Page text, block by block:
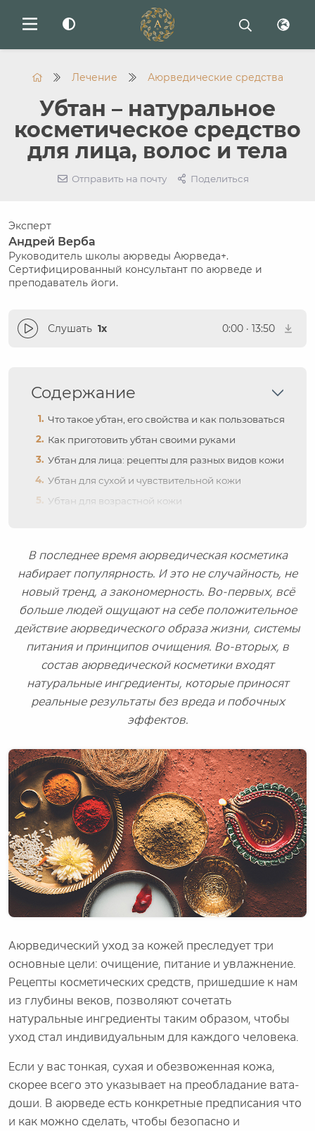
Лечение Аюрведические средства
Убтан – натуральное
косметическое средство
для лица, волос и тела
Отправить на почту Поделиться
Эксперт
Андрей Верба
Руководитель школы аюрведы Аюрведа+.
Сертифицированный консультант по аюрведе и
преподаватель йоги.
Слушать 1x 0:00 · 13:50
Содержание
Что такое убтан, его свойства и как пользоваться
Как приготовить убтан своими руками
Убтан для лица: рецепты для разных видов кожи
Убтан для сухой и чувствительной кожи
Убтан для возрастной кожи
В последнее время аюрведическая косметика
набирает популярность. И это не случайность, не
новый тренд, а закономерность. Во-первых, всё
больше людей ощущают на себе положительное
действие аюрведического образа жизни, системы
питания и принципов очищения. Во-вторых, в
состав аюрведической косметики входят
натуральные ингредиенты, которые приносят
реальные результаты без вреда и побочных
эффектов.
Аюрведический уход за кожей преследует три
основные цели: очищение, питание и увлажнение.
Рецепты косметических средств, пришедшие к нам
из глубины веков, позволяют сочетать
натуральные ингредиенты таким образом, чтобы
уход стал индивидуальным для каждого человека.
Если у вас тонкая, сухая и обезвоженная кожа,
скорее всего это указывает на преобладание вата-
доши. В аюрведе есть конкретные предписания что
и как можно сделать, чтобы безопасно и